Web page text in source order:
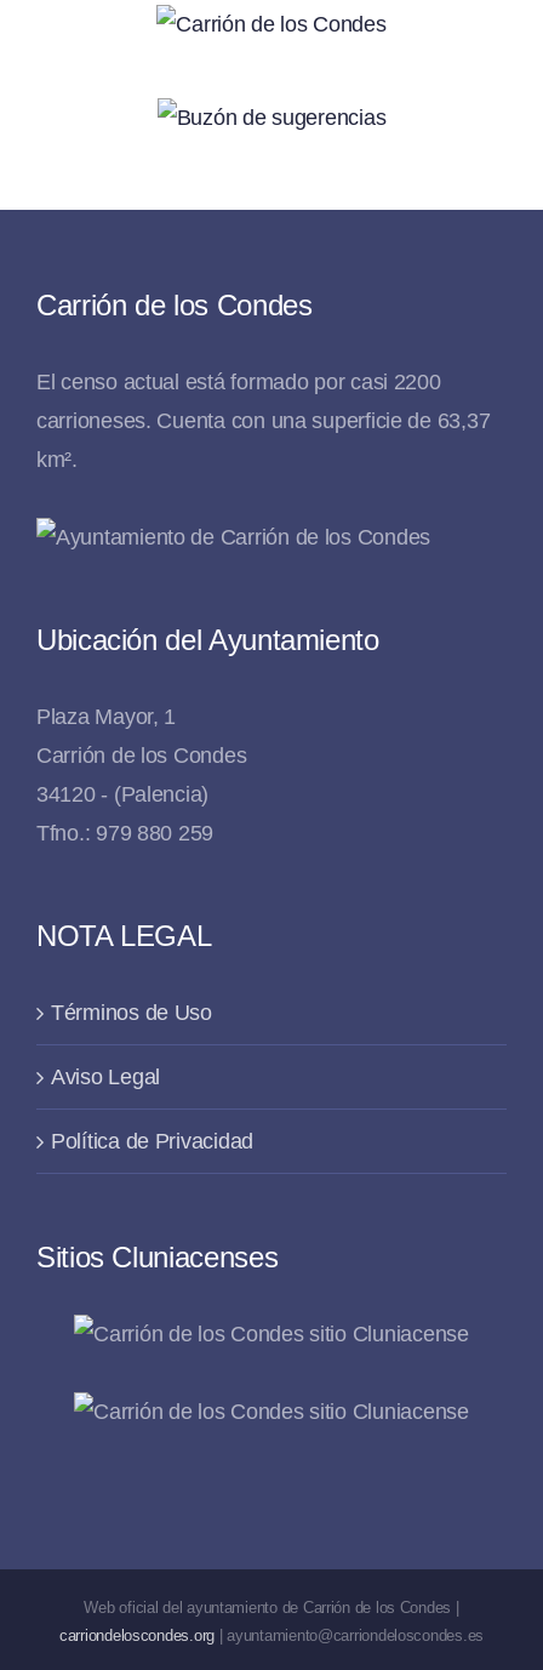
Carrión de los Condes
El censo actual está formado por casi 2200
carrioneses. Cuenta con una superficie de 63,37
km².
Ubicación del Ayuntamiento
Plaza Mayor, 1
Carrión de los Condes
34120 - (Palencia)
Tfno.: 979 880 259
NOTA LEGAL
Términos de Uso
Aviso Legal
Política de Privacidad
Sitios Cluniacenses
Web oficial del ayuntamiento de Carrión de los Condes |
carriondeloscondes.org | ayuntamiento@carriondeloscondes.es